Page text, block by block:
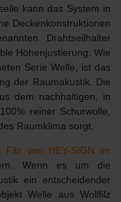
kann das System in
Deckenkonstruktionen
Drahtseilhalter
Höhenjustierung. Wie
Serie Welle, ist das
der Raumakustik. Die
dem nachhaltigen, in
reiner Schurwolle,
Raumklima sorgt.
Filz von HEY-SIGN im
Wenn es um die
ein entscheidender
Welle aus Wollfilz